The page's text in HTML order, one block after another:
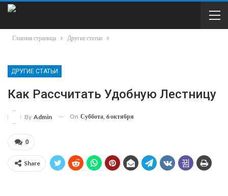
Главная страница Другие статьи
ДРУГИЕ СТАТЬИ
Как Рассчитать Удобную Лестницу
By Admin On Суббота, 6 октября
0
Share